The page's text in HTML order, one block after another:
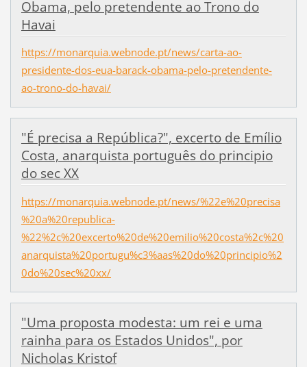
Obama, pelo pretendente ao Trono do
Havai
https://monarquia.webnode.pt/news/carta-ao-
presidente-dos-eua-barack-obama-pelo-pretendente-
ao-trono-do-havai/
"É precisa a República?", excerto de Emílio
Costa, anarquista português do principio
do sec XX
https://monarquia.webnode.pt/news/%22e%20precisa
%20a%20republica-
%22%2c%20excerto%20de%20emilio%20costa%2c%20
anarquista%20portugu%c3%aas%20do%20principio%2
0do%20sec%20xx/
"Uma proposta modesta: um rei e uma
rainha para os Estados Unidos", por
Nicholas Kristof